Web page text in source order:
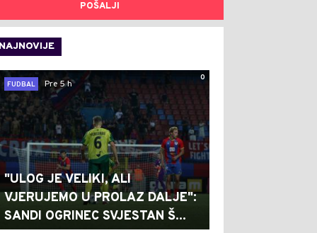
POŠALJI
NAJNOVIJE
0
FUDBAL
Pre 5 h
"ULOG JE VELIKI, ALI
VJERUJEMO U PROLAZ DALJE":
SANDI OGRINEC SVJESTAN Š...